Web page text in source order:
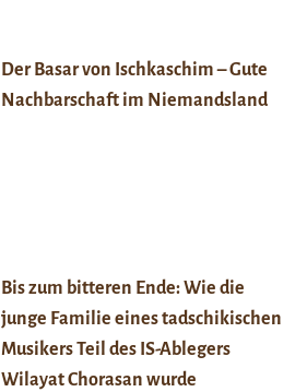
Der Basar von Ischkaschim – Gute
Nachbarschaft im Niemandsland
Bis zum bitteren Ende: Wie die
junge Familie eines tadschikischen
Musikers Teil des IS-Ablegers
Wilayat Chorasan wurde